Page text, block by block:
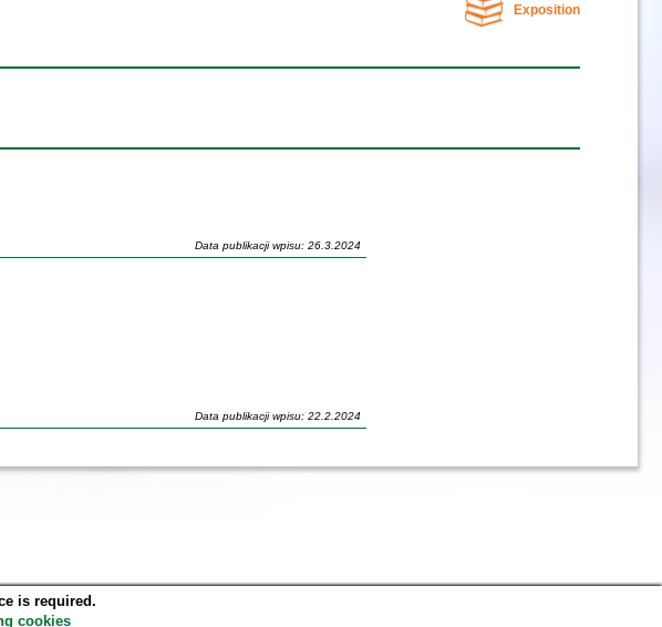
Exposition
Data publikacji wpisu: 26.3.2024
Data publikacji wpisu: 22.2.2024
is required.
cookies